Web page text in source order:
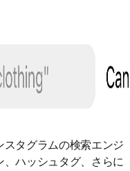
タグラムの検索エンジ
ハッシュタグ、さらに